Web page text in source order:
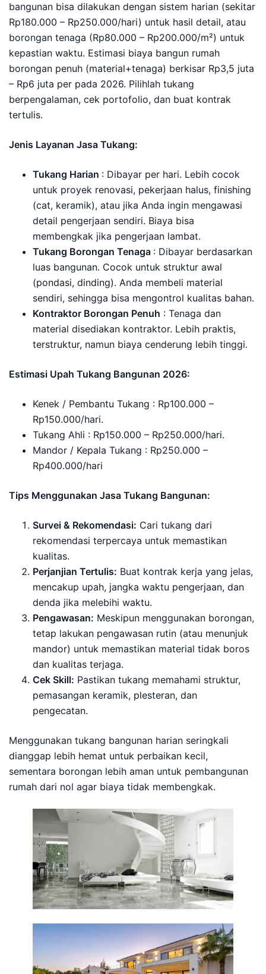
bangunan bisa dilakukan dengan sistem harian (sekitar
Rp180.000 – Rp250.000/hari) untuk hasil detail, atau
borongan tenaga (Rp80.000 – Rp200.000/m²) untuk
kepastian waktu. Estimasi biaya bangun rumah
borongan penuh (material+tenaga) berkisar Rp3,5 juta
– Rp6 juta per pada 2026. Pilihlah tukang
berpengalaman, cek portofolio, dan buat kontrak
tertulis.
Jenis Layanan Jasa Tukang:
Tukang Harian : Dibayar per hari. Lebih cocok
untuk proyek renovasi, pekerjaan halus, finishing
(cat, keramik), atau jika Anda ingin mengawasi
detail pengerjaan sendiri. Biaya bisa
membengkak jika pengerjaan lambat.
Tukang Borongan Tenaga : Dibayar berdasarkan
luas bangunan. Cocok untuk struktur awal
(pondasi, dinding). Anda membeli material
sendiri, sehingga bisa mengontrol kualitas bahan.
Kontraktor Borongan Penuh : Tenaga dan
material disediakan kontraktor. Lebih praktis,
terstruktur, namun biaya cenderung lebih tinggi.
Estimasi Upah Tukang Bangunan 2026:
Kenek / Pembantu Tukang : Rp100.000 –
Rp150.000/hari.
Tukang Ahli : Rp150.000 – Rp250.000/hari.
Mandor / Kepala Tukang : Rp250.000 –
Rp400.000/hari
Tips Menggunakan Jasa Tukang Bangunan:
Survei & Rekomendasi: Cari tukang dari
rekomendasi terpercaya untuk memastikan
kualitas.
Perjanjian Tertulis: Buat kontrak kerja yang jelas,
mencakup upah, jangka waktu pengerjaan, dan
denda jika melebihi waktu.
Pengawasan: Meskipun menggunakan borongan,
tetap lakukan pengawasan rutin (atau menunjuk
mandor) untuk memastikan material tidak boros
dan kualitas terjaga.
Cek Skill: Pastikan tukang memahami struktur,
pemasangan keramik, plesteran, dan
pengecatan.
Menggunakan tukang bangunan harian seringkali
dianggap lebih hemat untuk perbaikan kecil,
sementara borongan lebih aman untuk pembangunan
rumah dari nol agar biaya tidak membengkak.